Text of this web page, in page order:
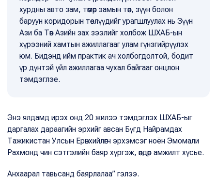
хурдны авто зам, төмөр замын төв, зүүн болон
баруун коридорын төслүүдийг урагшлуулах нь Зүүн
Ази ба Төв Азийн зах зээлийг холбож ШХАБ-ын
хүрээний хамтын ажиллагааг улам гүнзгийрүүлэх
юм. Бидэнд ийм практик ач холбогдолтой, бодит
үр дүнтэй үйл ажиллагаа чухал байгааг онцлон
тэмдэглэе.
Энэ ялдамд ирэх онд 20 жилээ тэмдэглэх ШХАБ-ыг
даргалах дараагийн эрхийг авсан Бүгд Найрамдах
Тажикистан Улсын Ерөнхийлөгч эрхэмсэг ноён Эмомали
Рахмонд чин сэтгэлийн баяр хүргэж, өндөр амжилт хүсье.
Анхаарал тавьсанд баярлалаа” гэлээ.